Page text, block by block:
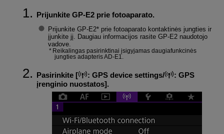
Prijunkite GP-E2prie fotoaparato.
Prijunkite GP-E2* prie fotoaparato kontaktinės jungties ir
įjunkite jį. Daugiau informacijos rasite GP-E2naudotojo
vadove.
Reikalingas pasirinktinai įsigyjamas daugiafunkcinės
jungties adapteris AD-E1.
Pasirinkite [ : GPS device settings/ : GPS
įrenginio nuostatos].